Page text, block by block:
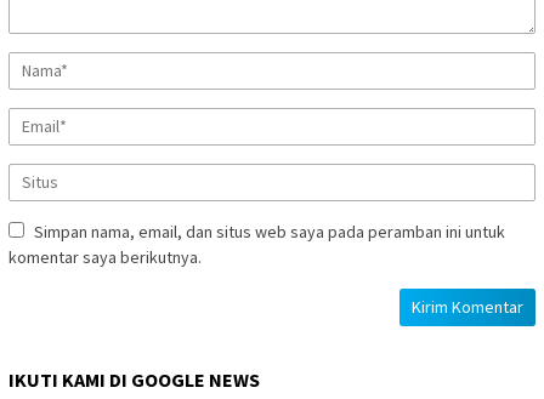
Simpan nama, email, dan situs web saya pada peramban ini untuk
komentar saya berikutnya.
IKUTI KAMI DI GOOGLE NEWS